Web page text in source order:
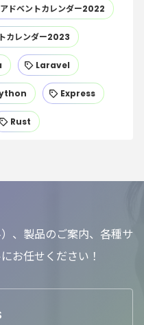
アドベントカレンダー2022
カレンダー2023
Laravel
Express
Rust
、製品のご案内、各種サ
お任せください！